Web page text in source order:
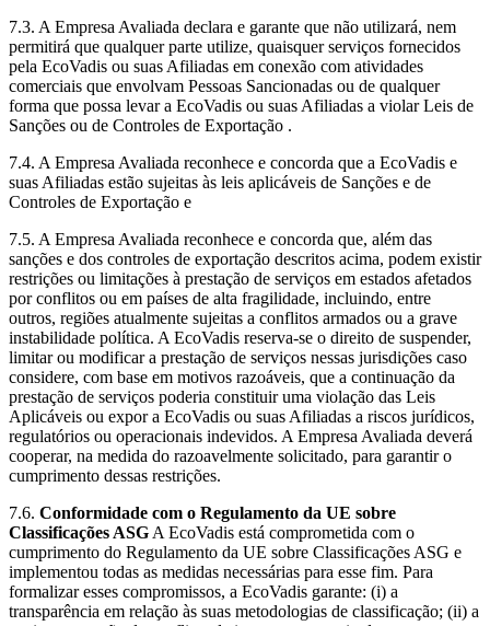
7.3. A Empresa Avaliada declara e garante que não utilizará, nem
permitirá que qualquer parte utilize, quaisquer serviços fornecidos
pela EcoVadis ou suas Afiliadas em conexão com atividades
comerciais que envolvam Pessoas Sancionadas ou de qualquer
forma que possa levar a EcoVadis ou suas Afiliadas a violar Leis de
Sanções ou de Controles de Exportação .
7.4. A Empresa Avaliada reconhece e concorda que a EcoVadis e
suas Afiliadas estão sujeitas às leis aplicáveis de Sanções e de
Controles de Exportação e
7.5. A Empresa Avaliada reconhece e concorda que, além das
sanções e dos controles de exportação descritos acima, podem existir
restrições ou limitações à prestação de serviços em estados afetados
por conflitos ou em países de alta fragilidade, incluindo, entre
outros, regiões atualmente sujeitas a conflitos armados ou a grave
instabilidade política. A EcoVadis reserva-se o direito de suspender,
limitar ou modificar a prestação de serviços nessas jurisdições caso
considere, com base em motivos razoáveis, que a continuação da
prestação de serviços poderia constituir uma violação das Leis
Aplicáveis ou expor a EcoVadis ou suas Afiliadas a riscos jurídicos,
regulatórios ou operacionais indevidos. A Empresa Avaliada deverá
cooperar, na medida do razoavelmente solicitado, para garantir o
cumprimento dessas restrições.
7.6. Conformidade com o Regulamento da UE sobre
Classificações ASG A EcoVadis está comprometida com o
cumprimento do Regulamento da UE sobre Classificações ASG e
implementou todas as medidas necessárias para esse fim. Para
formalizar esses compromissos, a EcoVadis garante: (i) a
transparência em relação às suas metodologias de classificação; (ii) a